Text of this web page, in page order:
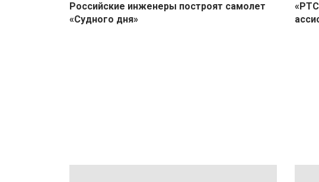
Российские инженеры построят самолет
«Судного дня»